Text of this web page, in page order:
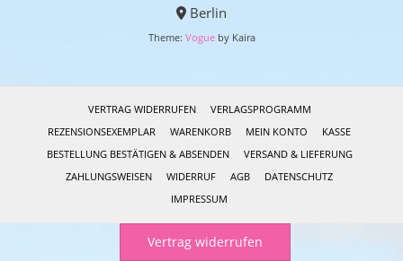
Berlin
Theme: Vogueby Kaira
VERTRAG WIDERRUFEN
VERLAGSPROGRAMM
REZENSIONSEXEMPLAR
WARENKORB MEIN KONTO
KASSE
BESTELLUNG BESTÄTIGEN & ABSENDEN
VERSAND & LIEFERUNG
ZAHLUNGSWEISEN
WIDERRUF AGB
DATENSCHUTZ
IMPRESSUM
Vertrag widerrufen